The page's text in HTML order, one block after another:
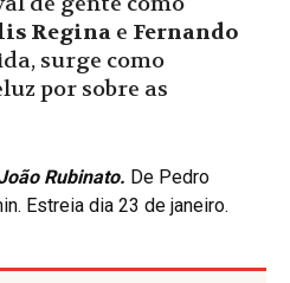
Regina e Fernando
surge como
por sobre as
Rubinato. De Pedro
Estreia dia 23 de janeiro.